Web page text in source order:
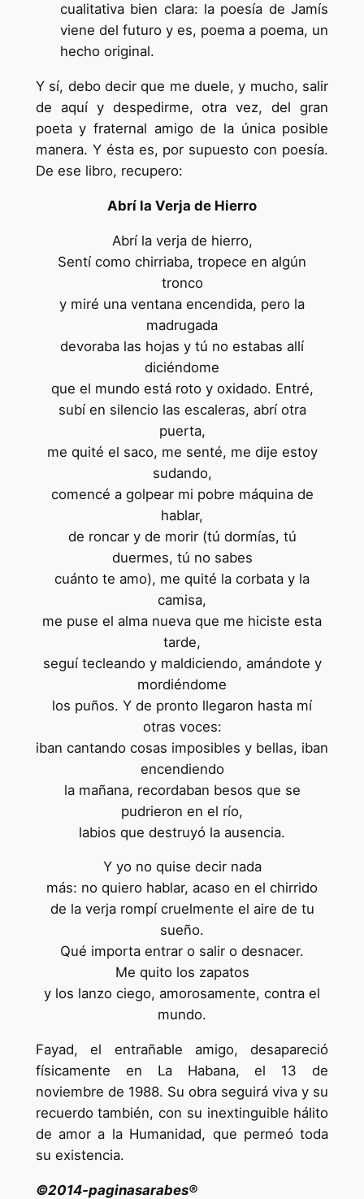
cualitativa bien clara: la poesía de Jamís
viene del futuro y es, poema a poema, un
hecho original.
Y sí, debo decir que me duele, y mucho, salir
de aquí y despedirme, otra vez, del gran
poeta y fraternal amigo de la única posible
manera. Y ésta es, por supuesto con poesía.
De ese libro, recupero:
Abrí la Verja de Hierro
Abrí la verja de hierro,
Sentí como chirriaba, tropece en algún
tronco
y miré una ventana encendida, pero la
madrugada
devoraba las hojas y tú no estabas allí
diciéndome
que el mundo está roto y oxidado. Entré,
subí en silencio las escaleras, abrí otra
puerta,
me quité el saco, me senté, me dije estoy
sudando,
comencé a golpear mi pobre máquina de
hablar,
de roncar y de morir (tú dormías, tú
duermes, tú no sabes
cuánto te amo), me quité la corbata y la
camisa,
me puse el alma nueva que me hiciste esta
tarde,
seguí tecleando y maldiciendo, amándote y
mordiéndome
los puños. Y de pronto llegaron hasta mí
otras voces:
iban cantando cosas imposibles y bellas, iban
encendiendo
la mañana, recordaban besos que se
pudrieron en el río,
labios que destruyó la ausencia.
Y yo no quise decir nada
más: no quiero hablar, acaso en el chirrido
de la verja rompí cruelmente el aire de tu
sueño.
Qué importa entrar o salir o desnacer.
Me quito los zapatos
y los lanzo ciego, amorosamente, contra el
mundo.
Fayad, el entrañable amigo, desapareció
físicamente en La Habana, el 13 de
noviembre de 1988. Su obra seguirá viva y su
recuerdo también, con su inextinguible hálito
de amor a la Humanidad, que permeó toda
su existencia.
©2014-paginasarabes®